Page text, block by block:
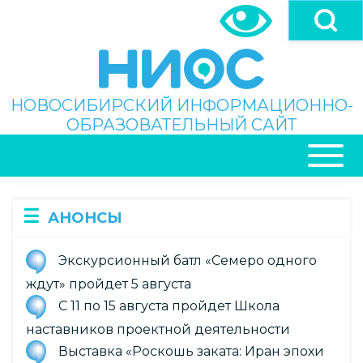
Поиск
НОВОСИБИРСКИЙ ИНФОРМАЦИОННО-
ОБРАЗОВАТЕЛЬНЫЙ САЙТ
НАВИГАЦИЯ
АНОНСЫ
Экскурсионный батл «Семеро одного
ждут» пройдет 5 августа
С 11 по 15 августа пройдет Школа
наставников проектной деятельности
Выставка «Роскошь заката: Иран эпохи